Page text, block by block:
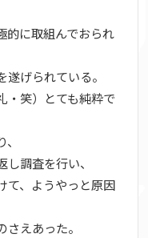
的に取組んでおられ
げられている。
・笑）とても純粋で
調査を行い、
て、ようやっと原因
えあった。